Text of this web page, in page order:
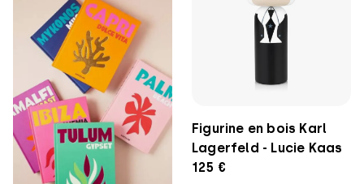
Figurine en bois Karl
Lagerfeld - Lucie Kaas
125 €